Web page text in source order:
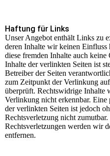
Haftung für Links
Unser Angebot enthält Links zu
deren Inhalte wir keinen
diese fremden Inhalte auch
Inhalte der verlinkten Seiten ist
Betreiber der Seiten
zum Zeitpunkt der Verlinkung
überprüft. Rechtswidrige Inhalte
Verlinkung nicht erkennbar.
der verlinkten Seiten ist jedoch
Rechtsverletzung nicht
Rechtsverletzungen werden wir
entfernen.